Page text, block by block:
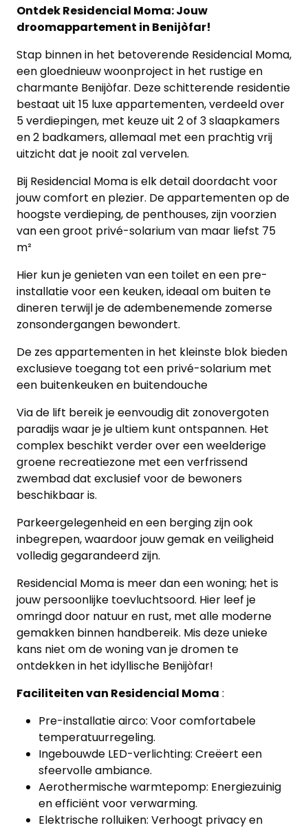
Ontdek Residencial Moma: Jouw
droomappartement in Benijòfar!
Stap binnen in het betoverende Residencial Moma,
een gloednieuw woonproject in het rustige en
charmante Benijòfar. Deze schitterende residentie
bestaat uit 15 luxe appartementen, verdeeld over
5 verdiepingen, met keuze uit 2 of 3 slaapkamers
en 2 badkamers, allemaal met een prachtig vrij
uitzicht dat je nooit zal vervelen.
Bij Residencial Moma is elk detail doordacht voor
jouw comfort en plezier. De appartementen op de
hoogste verdieping, de penthouses, zijn voorzien
van een groot privé-solarium van maar liefst 75
m²
Hier kun je genieten van een toilet en een pre-
installatie voor een keuken, ideaal om buiten te
dineren terwijl je de adembenemende zomerse
zonsondergangen bewondert.
De zes appartementen in het kleinste blok bieden
exclusieve toegang tot een privé-solarium met
een buitenkeuken en buitendouche
Via de lift bereik je eenvoudig dit zonovergoten
paradijs waar je je ultiem kunt ontspannen. Het
complex beschikt verder over een weelderige
groene recreatiezone met een verfrissend
zwembad dat exclusief voor de bewoners
beschikbaar is.
Parkeergelegenheid en een berging zijn ook
inbegrepen, waardoor jouw gemak en veiligheid
volledig gegarandeerd zijn.
Residencial Moma is meer dan een woning; het is
jouw persoonlijke toevluchtsoord. Hier leef je
omringd door natuur en rust, met alle moderne
gemakken binnen handbereik. Mis deze unieke
kans niet om de woning van je dromen te
ontdekken in het idyllische Benijòfar!
Faciliteiten van Residencial Moma :
Pre-installatie airco: Voor comfortabele
temperatuurregeling.
Ingebouwde LED-verlichting: Creëert een
sfeervolle ambiance.
Aerothermische warmtepomp: Energiezuinig
en efficiënt voor verwarming.
Elektrische rolluiken: Verhoogt privacy en